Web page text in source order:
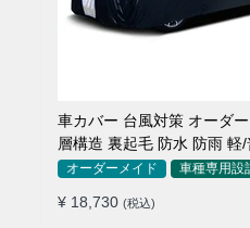
車カバー 台風対策 オーダ
層構造 裏起毛 防水 防雨 軽/
SUV対応 おすすめ
オーダーメイド 車種専用設
¥ 18,730 (税込)